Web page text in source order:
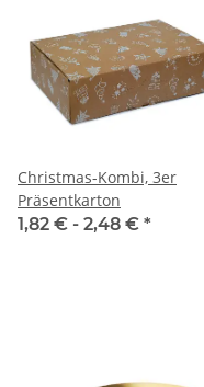
Christmas-Kombi, 3er
Präsentkarton
1,82 € - 2,48 € *